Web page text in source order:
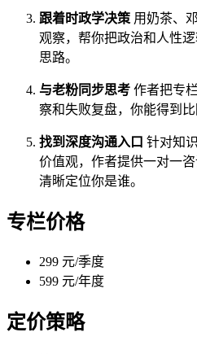
跟着时政学决策用奶茶、
观察，帮你把政治和人性
思路。
与老粉同步思考 作者把专
察和失败复盘，你能得到
找到深度沟通入口 针对知
价值观，作者提供一对一
清晰定位你是谁。
专栏价格
299 元/季度
599 元/年度
定价策略